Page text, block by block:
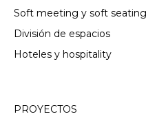
Soft meeting y soft seating
División de espacios
Hoteles y hospitality
PROYECTOS